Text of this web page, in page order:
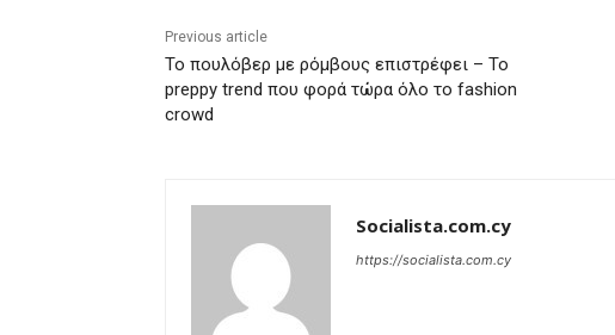
Previous article
Το πουλόβερ με ρόμβους επιστρέφει – Το
preppy trend που φορά τώρα όλο το fashion
crowd
Socialista.com.cy
https://socialista.com.cy